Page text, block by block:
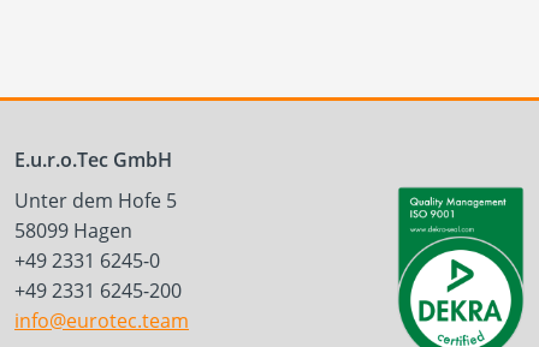
E.u.r.o.Tec GmbH
Unter dem Hofe 5
58099 Hagen
+49 2331 6245-0
+49 2331 6245-200
info@eurotec.team